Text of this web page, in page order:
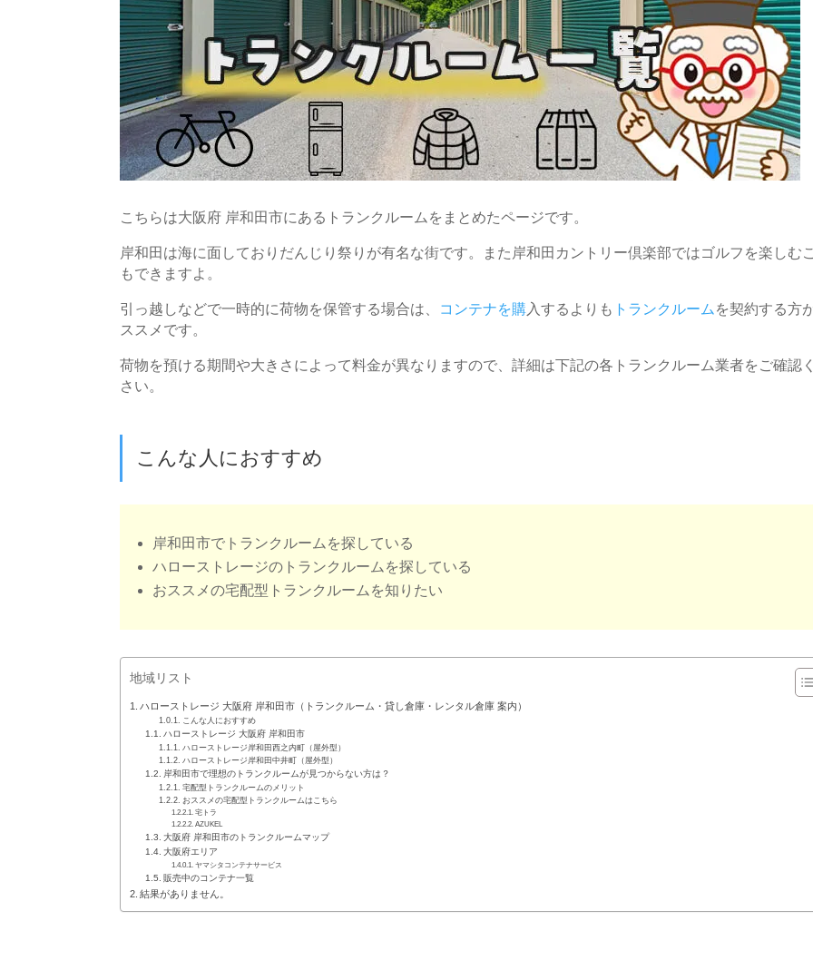
こちらは大阪府 岸和田市にあるトランクルームをまとめたページです。
岸和田は海に面しておりだんじり祭りが有名な街です。また岸和田カントリー倶楽部ではゴルフを楽しむ
もできますよ。
引っ越しなどで一時的に荷物を保管する場合は、 コンテナを購入するよりも トランクルーム を契約する方
ススメです。
荷物を預ける期間や大きさによって料金が異なりますので、詳細は下記の各トランクルーム業者をご確認
さい。
こんな人におすすめ
岸和田市でトランクルームを探している
ハローストレージのトランクルームを探している
おススメの宅配型トランクルームを知りたい
地域リスト
ハローストレージ 大阪府 岸和田市（トランクルーム・貸し倉庫・レンタル倉庫 案内）
こんな人におすすめ
ハローストレージ 大阪府 岸和田市
ハローストレージ岸和田西之内町（屋外型）
ハローストレージ岸和田中井町（屋外型）
岸和田市で理想のトランクルームが見つからない方は？
宅配型トランクルームのメリット
おススメの宅配型トランクルームはこちら
宅トラ
AZUKEL
大阪府 岸和田市のトランクルームマップ
大阪府エリア
ヤマシタコンテナサービス
販売中のコンテナ一覧
結果がありません。